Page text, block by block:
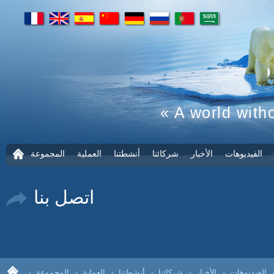
fr en es cn de ru pt ar
« A world
ا
ل
ة
ا
ي
المجموعة العملية أنشطتنا شركائنا الأخبار الفيديوهات
اتصل بنا